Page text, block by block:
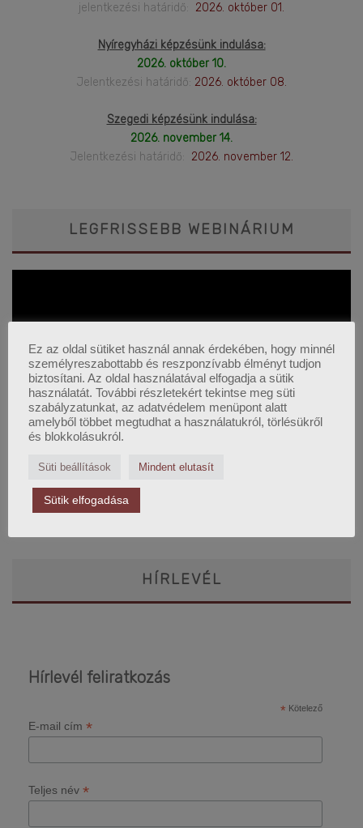
jelentkezési határidő: 2026. október 01.
Nyíregyházi képzésünk indulása:
2026. október 10.
Jelentkezési határidő: 2026. október 08.
Szegedi képzésünk indulása:
2026. november 14.
Jelentkezési határidő: 2026. november 12.
LEGFRISSEBB WEBINÁRIUM
A teljes lejátszási lista megnyitása
HÍRLEVÉL
Hírlevél feliratkozás
* Kötelező
E-mail cím *
Teljes név *
Ez az oldal sütiket használ annak érdekében, hogy minnél
személyreszabottabb és reszponzívabb élményt tudjon
biztosítani. Az oldal használatával elfogadja a sütik
használatát. További részletekért tekintse meg süti
szabályzatunkat, az adatvédelem menüpont alatt
amelyből többet megtudhat a használatukról, törlésükről
és blokkolásukról.
Süti beállítások Mindent elutasít
Sütik elfogadása